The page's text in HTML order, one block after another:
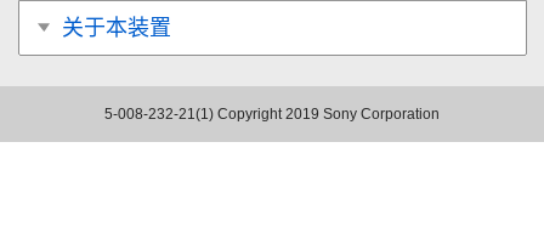
关于本装置
5-008-232-21(1) Copyright 2019 Sony Corporation